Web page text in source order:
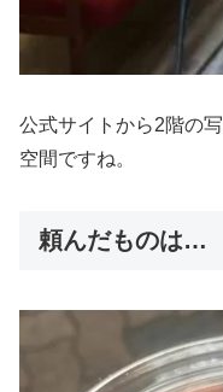
公式サイトから2階の
空間ですね。
頼んだものは…